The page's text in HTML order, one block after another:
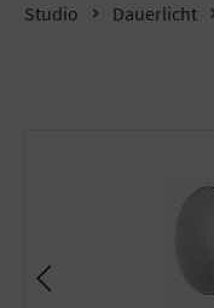
Studio Dauerlicht